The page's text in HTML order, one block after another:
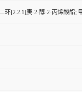
环[2.2.1]庚-2-醇-2-丙烯酸酯;